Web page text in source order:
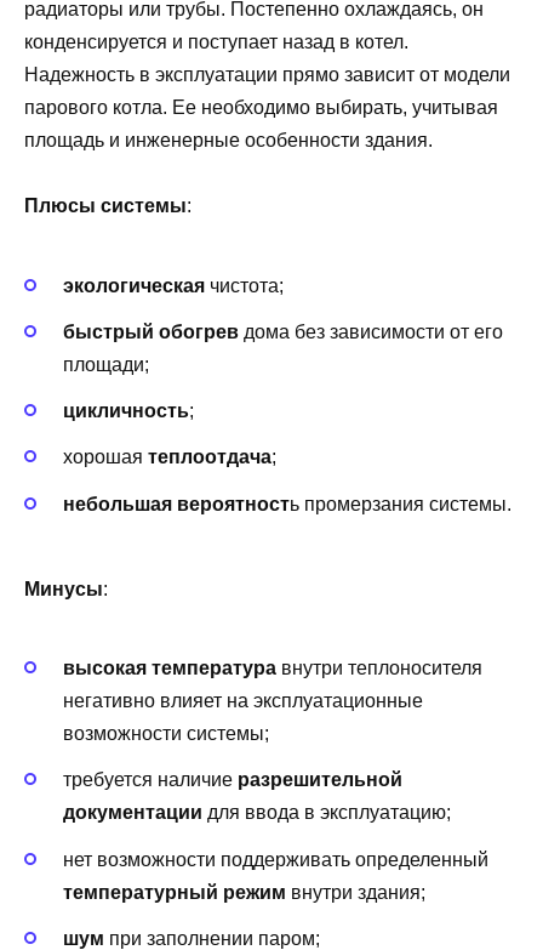
радиаторы или трубы. Постепенно охлаждаясь, он
конденсируется и поступает назад в котел.
Надежность в эксплуатации прямо зависит от модели
парового котла. Ее необходимо выбирать, учитывая
площадь и инженерные особенности здания.
Плюсы системы:
экологическая чистота;
быстрый обогрев дома без зависимости от его
площади;
цикличность;
хорошая теплоотдача;
небольшая вероятность промерзания системы.
Минусы:
высокая температура внутри теплоносителя
негативно влияет на эксплуатационные
возможности системы;
требуется наличие разрешительной
документации для ввода в эксплуатацию;
нет возможности поддерживать определенный
температурный режим внутри здания;
шум при заполнении паром;